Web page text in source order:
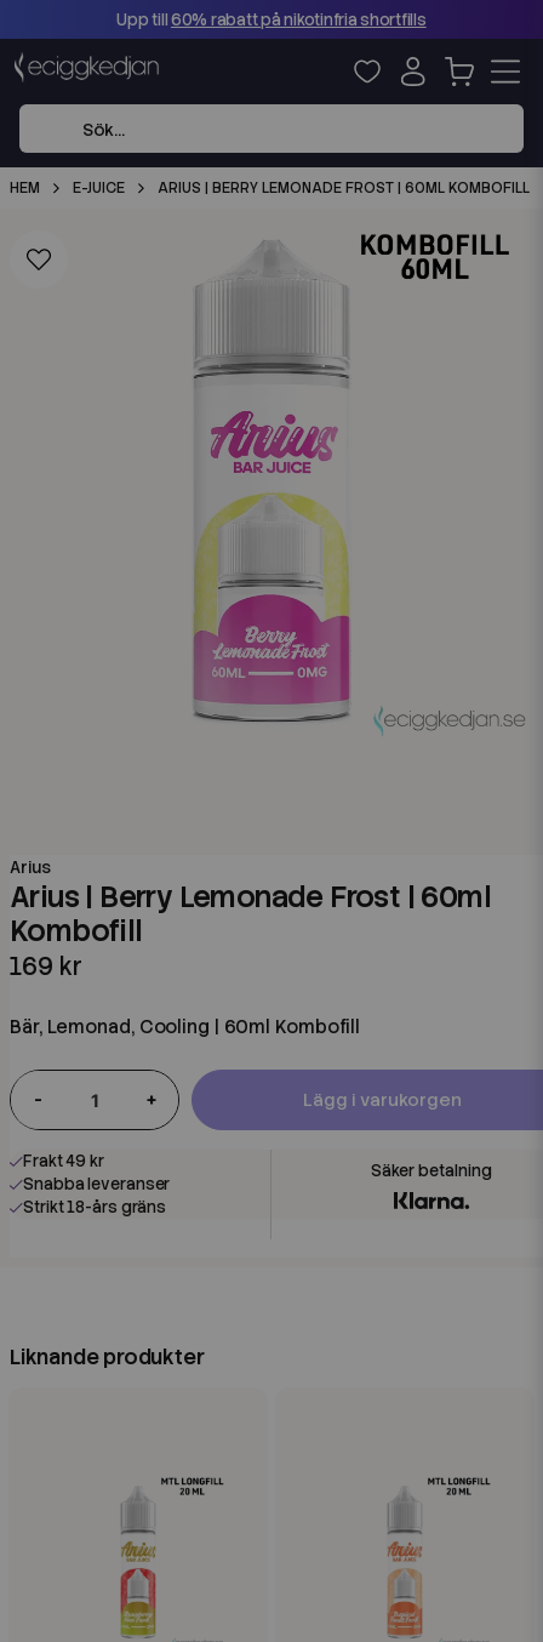
Upp till60% rabatt på nikotinfria shortfills
HEM E-JUICE ARIUS | BERRY LEMONADE FROST | 60ML KOMBOFILL
Arius
Arius | Berry Lemonade Frost | 60ml
Kombofill
169 kr
Bär, Lemonad, Cooling | 60ml Kombofill
- + Lägg i varukorgen
Frakt 49 kr
Snabba leveranser
Strikt 18-års gräns
Liknande produkter